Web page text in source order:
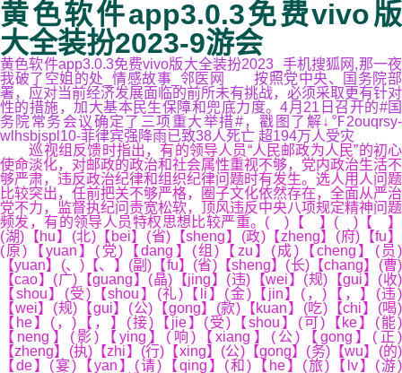
黄色软件app3.0.3免费vivo版
大全装扮2023-9游会
黄色软件app3.0.3免费vivo版大全装扮2023_手机搜狐网,那一夜
我破了空姐的处_情感故事_邻医网 按照党中央、国务院部
署，应对当前经济发展面临的前所未有挑战，必须采取更有针对
性的措施，加大基本民生保障和兜底力度。4月21日召开的#国
务院常务会议确定了三项重大举措#，戳图了解↓℉2ouqrsy-
wlhsbjspl10-菲律宾强降雨已致38人死亡 超194万人受灾
巡视组反馈时指出，有的领导人员“人民邮政为人民”的初心
使命淡化，对邮政的政治和社会属性重视不够，党内政治生活不
够严肃，违反政治纪律和组织纪律问题时有发生。选人用人问题
比较突出，任前把关不够严格，圈子文化依然存在，全面从严治
党不力，监督执纪问责宽松软，顶风违反中央八项规定精神问题
频发，有的领导人员特权思想比较严重。( )【 】( )【 】
(湖)【hu】(北)【bei】(省)【sheng】(政)【zheng】(府)【fu】
(原)【yuan】(党)【dang】(组)【zu】(成)【cheng】(员)
【yuan】(、)【、】(副)【fu】(省)【sheng】(长)【chang】(曹)
【cao】(广)【guang】(晶)【jing】(违)【wei】(规)【gui】(收)
【shou】(受)【shou】(礼)【li】(金)【jin】(，)【，】(违)
【wei】(规)【gui】(公)【gong】(款)【kuan】(吃)【chi】(喝)
【he】(，)【，】(接)【jie】(受)【shou】(可)【ke】(能)
【neng】(影)【ying】(响)【xiang】(公)【gong】(正)
【zheng】(执)【zhi】(行)【xing】(公)【gong】(务)【wu】(的)
【de】(宴)【yan】(请)【qing】(和)【he】(旅)【lv】(游)